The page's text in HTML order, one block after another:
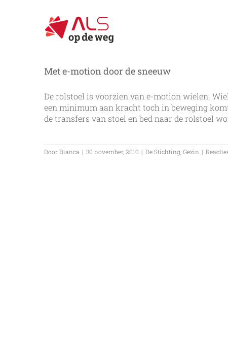
Met e-motion door de sneeuw
De rolstoel is voorzien van e-motion wielen.
een minimum aan kracht toch in beweging
de transfers van stoel en bed naar de rolstoel
DoorBianca | 30 november, 2010 | De Stichting Gezin |